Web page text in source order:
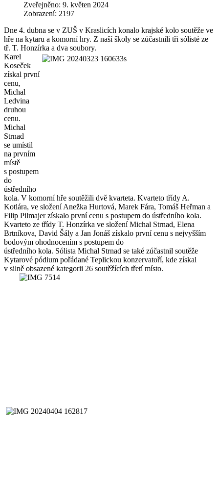
Zveřejněno: 9. květen 2024
Zobrazení: 2197
Dne 4. dubna se v ZUŠ v Kraslicích konalo krajské kolo soutěže ve
hře na kytaru a komorní hry. Z naší školy se zúčastnili tři sólisté ze
tř. T. Honzírka a dva soubory.
Karel
Koseček
získal první
cenu,
Michal
Ledvina
druhou
cenu.
Michal
Strnad
se umístil
na prvním
místě
s postupem
do
ústředního
kola. V komorní hře soutěžili dvě kvarteta. Kvarteto třídy A.
Kotlára, ve složení Anežka Hurtová, Marek Fára, Tomáš Heřman a
Filip Pilmajer získalo první cenu s postupem do ústředního kola.
Kvarteto ze třídy T. Honzírka ve složení Michal Strnad, Elena
Brtníkova, David Šály a Jan Jonáš získalo první cenu s nejvyšším
bodovým ohodnocením s postupem do
ústředního kola. Sólista Michal Strnad se také zúčastnil soutěže
Kytarové pódium pořádané Teplickou konzervatoří, kde získal
v silně obsazené kategorii 26 soutěžících třetí místo.